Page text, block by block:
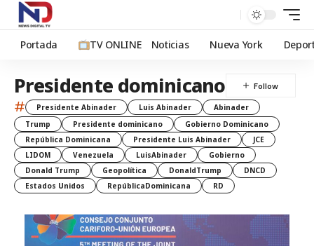
Portada TV ONLINE Noticias Nueva York
Presidente dominicano
# Presidente Abinader Luis Abinader
Abinader
Trump
Presidente dominicano
Gobierno Dominicano
República Dominicana
Presidente Luis Abinader
JCE
LIDOM
Venezuela LuisAbinader
Gobierno
Donald Trump
Geopolítica DonaldTrump
DNCD
Estados Unidos
RepúblicaDominicana RD